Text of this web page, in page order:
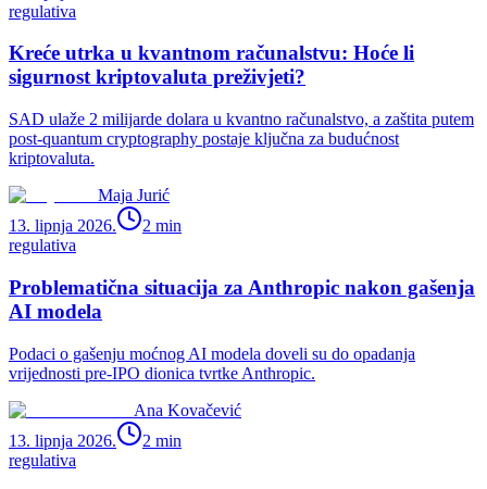
regulativa
Kreće utrka u kvantnom računalstvu: Hoće li
sigurnost kriptovaluta preživjeti?
SAD ulaže 2 milijarde dolara u kvantno računalstvo, a zaštita putem
post-quantum cryptography postaje ključna za budućnost
kriptovaluta.
Maja Jurić
13. lipnja 2026.
2 min
regulativa
Problematična situacija za Anthropic nakon gašenja
AI modela
Podaci o gašenju moćnog AI modela doveli su do opadanja
vrijednosti pre-IPO dionica tvrtke Anthropic.
Ana Kovačević
13. lipnja 2026.
2 min
regulativa